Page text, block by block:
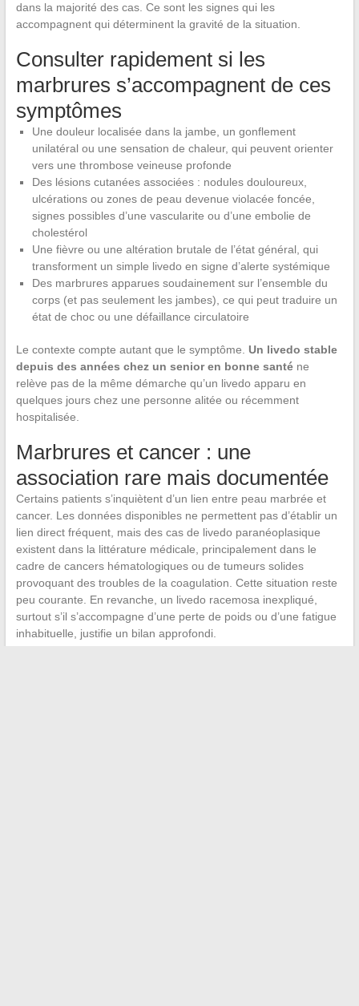
dans la majorité des cas. Ce sont les signes qui les
accompagnent qui déterminent la gravité de la situation.
Consulter rapidement si les
marbrures s’accompagnent de ces
symptômes
Une douleur localisée dans la jambe, un gonflement
unilatéral ou une sensation de chaleur, qui peuvent orienter
vers une thrombose veineuse profonde
Des lésions cutanées associées : nodules douloureux,
ulcérations ou zones de peau devenue violacée foncée,
signes possibles d’une vascularite ou d’une embolie de
cholestérol
Une fièvre ou une altération brutale de l’état général, qui
transforment un simple livedo en signe d’alerte systémique
Des marbrures apparues soudainement sur l’ensemble du
corps (et pas seulement les jambes), ce qui peut traduire un
état de choc ou une défaillance circulatoire
Le contexte compte autant que le symptôme. Un livedo stable
depuis des années chez un senior en bonne santéne
relève pas de la même démarche qu’un livedo apparu en
quelques jours chez une personne alitée ou récemment
hospitalisée.
Marbrures et cancer : une
association rare mais documentée
Certains patients s’inquiètent d’un lien entre peau marbrée et
cancer. Les données disponibles ne permettent pas d’établir un
lien direct fréquent, mais des cas de livedo paranéoplasique
existent dans la littérature médicale, principalement dans le
cadre de cancers hématologiques ou de tumeurs solides
provoquant des troubles de la coagulation. Cette situation reste
peu courante. En revanche, un livedo racemosa inexpliqué,
surtout s’il s’accompagne d’une perte de poids ou d’une fatigue
inhabituelle, justifie un bilan approfondi.